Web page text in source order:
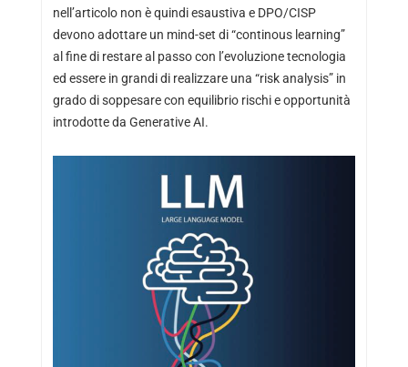
nell’articolo non è quindi esaustiva e DPO/CISP
devono adottare un mind-set di “continous learning”
al fine di restare al passo con l’evoluzione tecnologia
ed essere in grandi di realizzare una “risk analysis” in
grado di soppesare con equilibrio rischi e opportunità
introdotte da Generative AI.